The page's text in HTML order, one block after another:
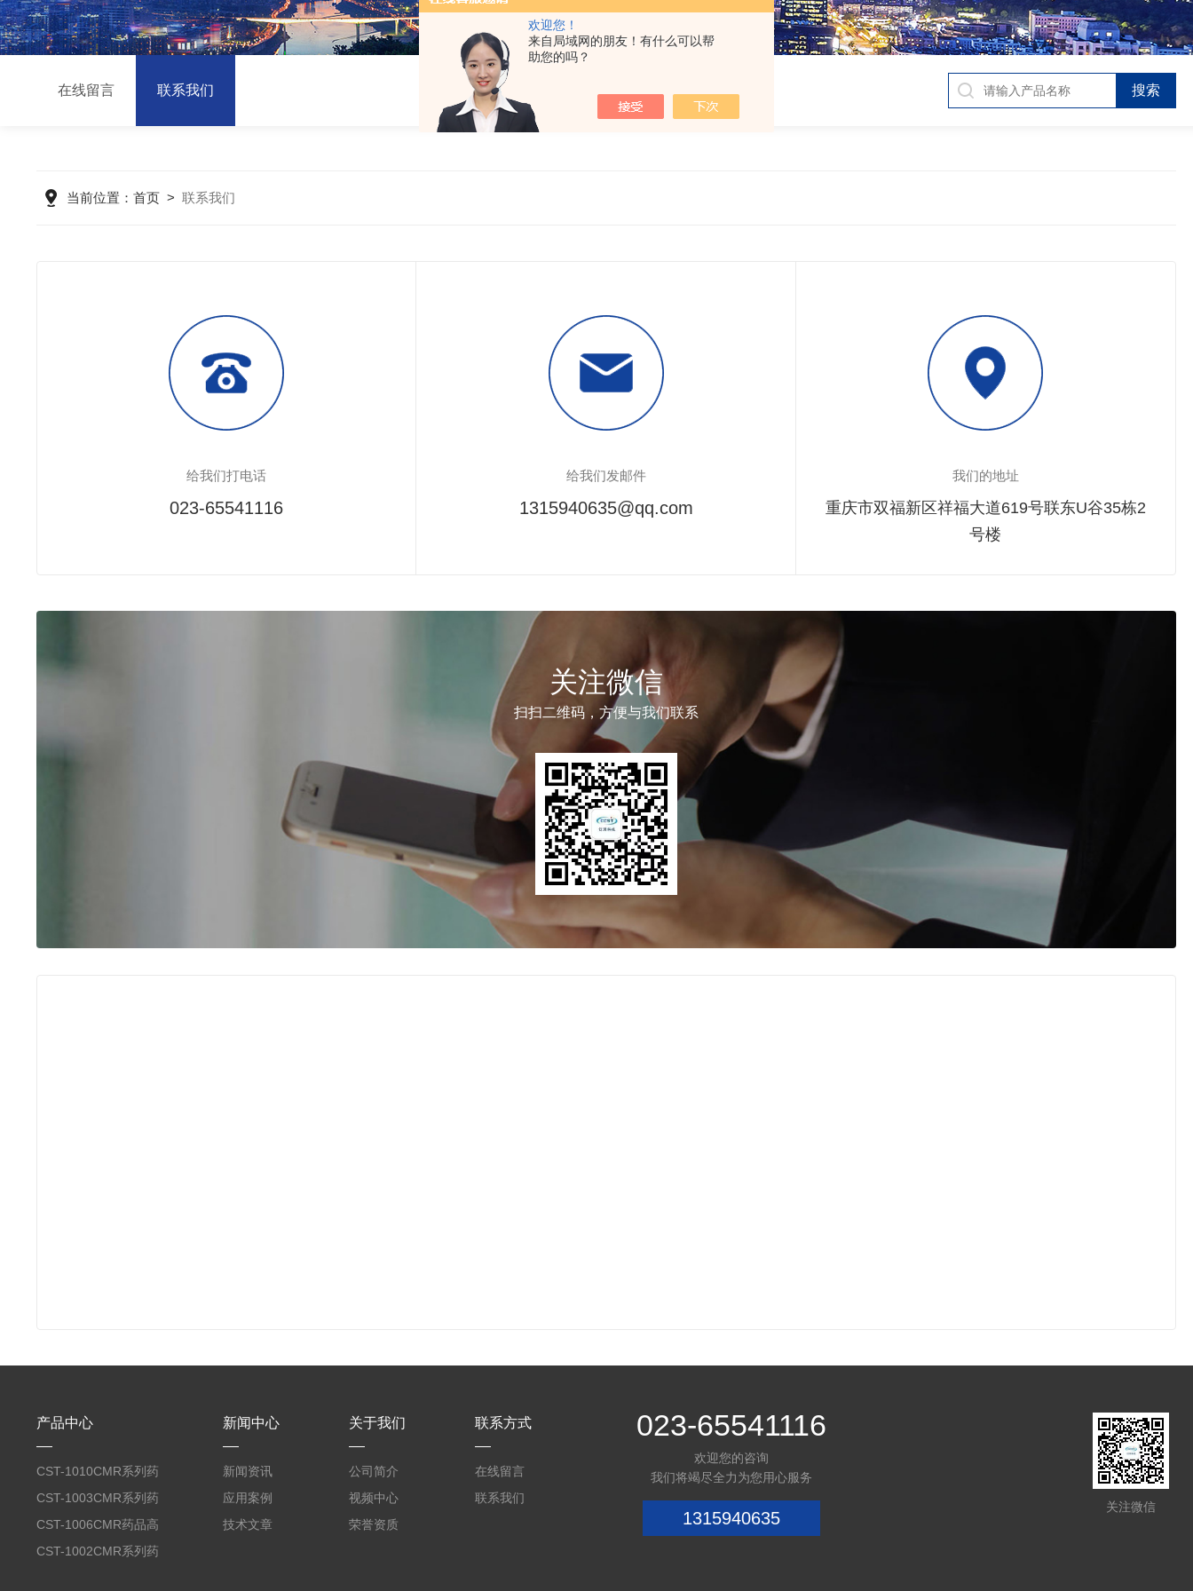
欢迎您！
来自局域网的朋友！有什么可以帮
助您的吗？
在线留言 联系我们
当前位置： 首页> 联系我们
给我们打电话
023-65541116
给我们发邮件
1315940635@qq.com
我们的地址
重庆市双福新区祥福大道619号联东U谷35栋2
号楼
关注微信
扫扫二维码，方便与我们联系
产品中心
CST-1010CMR系列药
品高温试验箱
CST-1003CMR系列药
品高温试验箱
CST-1006CMR药品高
温试验箱
CST-1002CMR系列药
新闻中心
新闻资讯
应用案例
技术文章
关于我们
公司简介
视频中心
荣誉资质
联系方式
在线留言
联系我们
023-65541116
欢迎您的咨询
我们将竭尽全力为您用心服务
1315940635
关注微信